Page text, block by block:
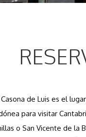
Casona de Luis es el
para visitar
o San Vicente de la